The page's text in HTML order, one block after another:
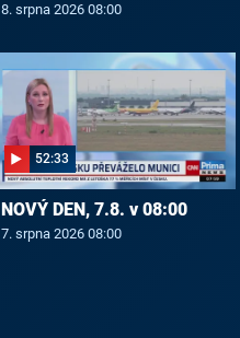
8. srpna 2026 08:00
52:33
NOVÝ DEN, 7.8. v 08:00
7. srpna 2026 08:00